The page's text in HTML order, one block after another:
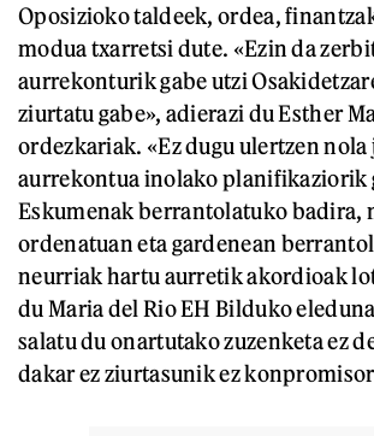
Oposizioko taldeek, ordea,
modua txarretsi dute. «Ezin da
aurrekonturik gabe utzi
ziurtatu gabe», adierazi du Esther
ordezkariak. «Ez dugu ulertzen nola
aurrekontua inolako planifikaziorik
Eskumenak berrantolatuko badira,
ordenatuan eta gardenean
neurriak hartu aurretik akordioak
du Maria del Rio EH Bilduko
salatu du onartutako zuzenketa ez
dakar ez ziurtasunik ez